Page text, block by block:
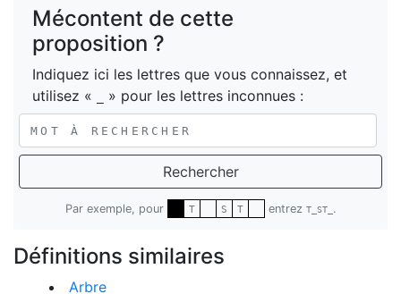
Mécontent de cette
proposition ?
Indiquez ici les lettres que vous connaissez, et
utilisez «
» pour les lettres inconnues :
Rechercher
Par exemple, pour T S T entrez T_ST_ .
Définitions similaires
Arbre